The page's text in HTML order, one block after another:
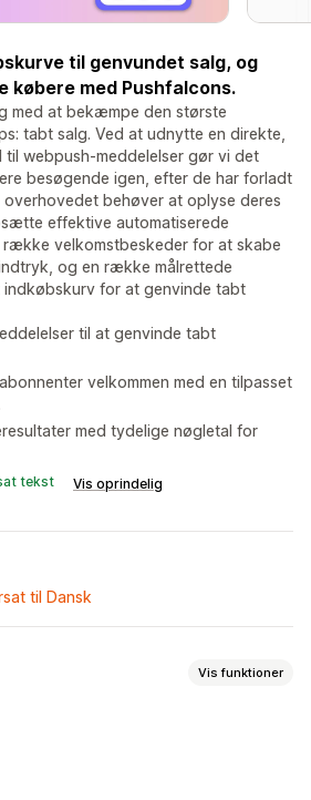
til genvundet salg, og
købere med Pushfalcons.
med at bekæmpe den største
tabt salg. Ved at udnytte en direkte,
til webpush-meddelelser gør vi det
besøgende igen, efter de har forladt
behøver at oplyse deres
effektive automatiserede
række velkomstbeskeder for at skabe
og en række målrettede
indkøbskurv for at genvinde tabt
til at genvinde tabt
velkommen med en tilpasset
med tydelige nøgletal for
tekst Vis oprindelig
til Dansk
Vis funktioner